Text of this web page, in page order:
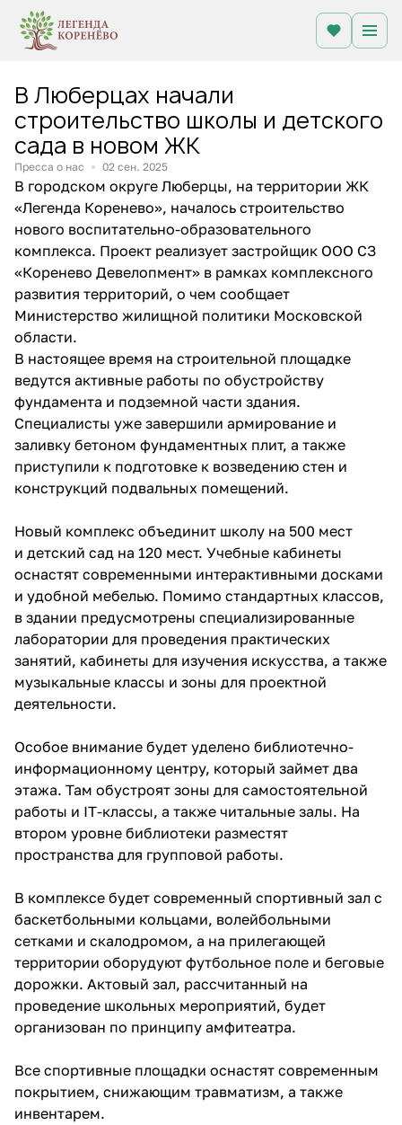
В Люберцах начали
строительство школы и детского
сада в новом ЖК
Пресса о нас 02 сен. 2025
В городском округе Люберцы, на территории ЖК
«Легенда Коренево», началось строительство
нового воспитательно-образовательного
комплекса. Проект реализует застройщик ООО СЗ
«Коренево Девелопмент» в рамках комплексного
развития территорий, о чем сообщает
Министерство жилищной политики Московской
области.
В настоящее время на строительной площадке
ведутся активные работы по обустройству
фундамента и подземной части здания.
Специалисты уже завершили армирование и
заливку бетоном фундаментных плит, а также
приступили к подготовке к возведению стен и
конструкций подвальных помещений.
Новый комплекс объединит школу на 500 мест
и детский сад на 120 мест. Учебные кабинеты
оснастят современными интерактивными досками
и удобной мебелью. Помимо стандартных классов,
в здании предусмотрены специализированные
лаборатории для проведения практических
занятий, кабинеты для изучения искусства, а также
музыкальные классы и зоны для проектной
деятельности.
Особое внимание будет уделено библиотечно-
информационному центру, который займет два
этажа. Там обустроят зоны для самостоятельной
работы и IT-классы, а также читальные залы. На
втором уровне библиотеки разместят
пространства для групповой работы.
В комплексе будет современный спортивный зал с
баскетбольными кольцами, волейбольными
сетками и скалодромом, а на прилегающей
территории оборудуют футбольное поле и беговые
дорожки. Актовый зал, рассчитанный на
проведение школьных мероприятий, будет
организован по принципу амфитеатра.
Все спортивные площадки оснастят современным
покрытием, снижающим травматизм, а также
инвентарем.